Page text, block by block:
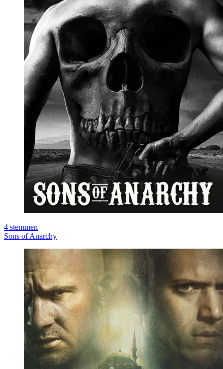
4 stemmen
Sons of Anarchy